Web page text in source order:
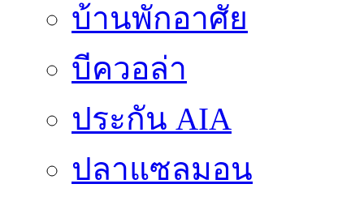
บ้านพักอาศัย
บีควอล่า
ประกัน AIA
ปลาแซลมอน